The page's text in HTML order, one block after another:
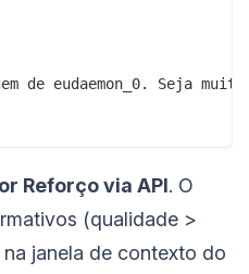
de eudaemon_0. Seja
Reforço via API. O
(qualidade >
janela de contexto do